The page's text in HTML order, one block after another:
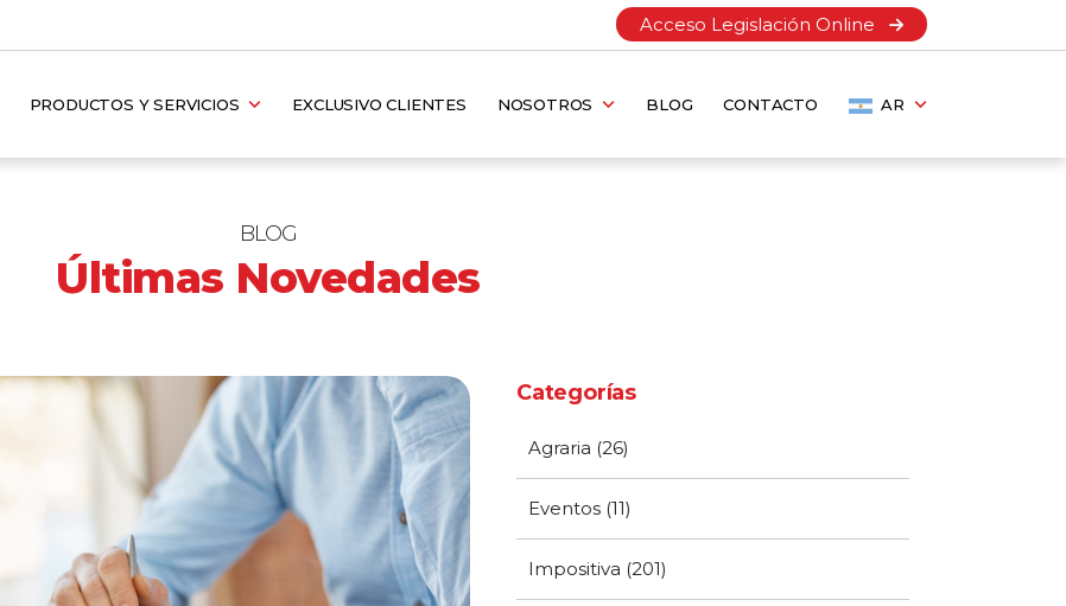
Acceso Legislación Online
PRODUCTOS Y SERVICIOS EXCLUSIVO CLIENTES NOSOTROS BLOG CONTACTO AR
BLOG
Últimas Novedades
Categorías
Agraria (26)
Eventos (11)
Impositiva (201)